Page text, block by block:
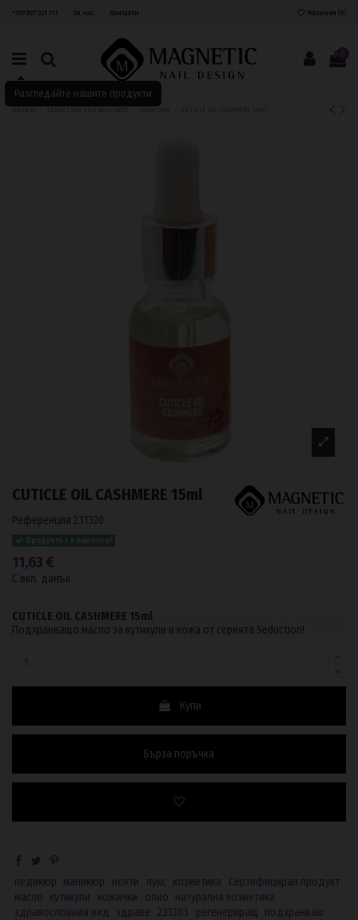
+359 897 321 111 За нас Контакти Желания (0)
Разгледайте нашите продукти
0
Начало SEDUCTION AND NAIL CARE Seduction
CUTICLE OIL CASHMERE 15ml
Референция 231320
11,63 €
С вкл. данък
CUTICLE OIL CASHMERE 15ml
Подхранващо масло за кутикули и кожа от серията Seduction!
Купи
Бърза поръчка
педикюр маникюр нокти лукс козметика
Сертифициран продукт
масло кутикули кожички олио натурална козметика
здравословния вид здраве 231303 регенериращ подхранваш